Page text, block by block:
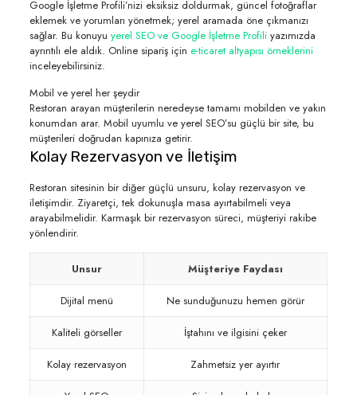
Google İşletme Profili’nizi eksiksiz doldurmak, güncel fotoğraflar
eklemek ve yorumları yönetmek; yerel aramada öne çıkmanızı
sağlar. Bu konuyu yerel SEO ve Google İşletme Profiliyazımızda
ayrıntılı ele aldık. Online sipariş için e-ticaret altyapısı örneklerini
inceleyebilirsiniz.
Mobil ve yerel her şeydir
Restoran arayan müşterilerin neredeyse tamamı mobilden ve yakın
konumdan arar. Mobil uyumlu ve yerel SEO’su güçlü bir site, bu
müşterileri doğrudan kapınıza getirir.
Kolay Rezervasyon ve İletişim
Restoran sitesinin bir diğer güçlü unsuru, kolay rezervasyon ve
iletişimdir. Ziyaretçi, tek dokunuşla masa ayırtabilmeli veya
arayabilmelidir. Karmaşık bir rezervasyon süreci, müşteriyi rakibe
yönlendirir.
Unsur Müşteriye Faydası
Dijital menü Ne sunduğunuzu hemen görür
Kaliteli görseller İştahını ve ilgisini çeker
Kolay rezervasyon Zahmetsiz yer ayırtır